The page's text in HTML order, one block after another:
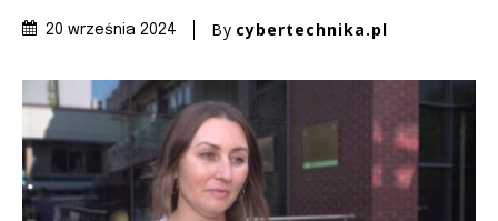
20 września 2024 By cybertechnika.pl